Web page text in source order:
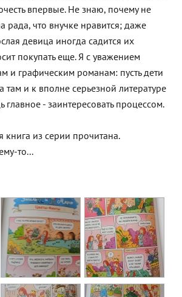
впервые. Не знаю, почему не
рада, что внучке нравится; даже
девица иногда садится их
покупать еще. Я с уважением
и графическим романам: пусть дети
там и к вполне серьезной литературе
главное - заинтересовать процессом.
книга из серии прочитана.
то...